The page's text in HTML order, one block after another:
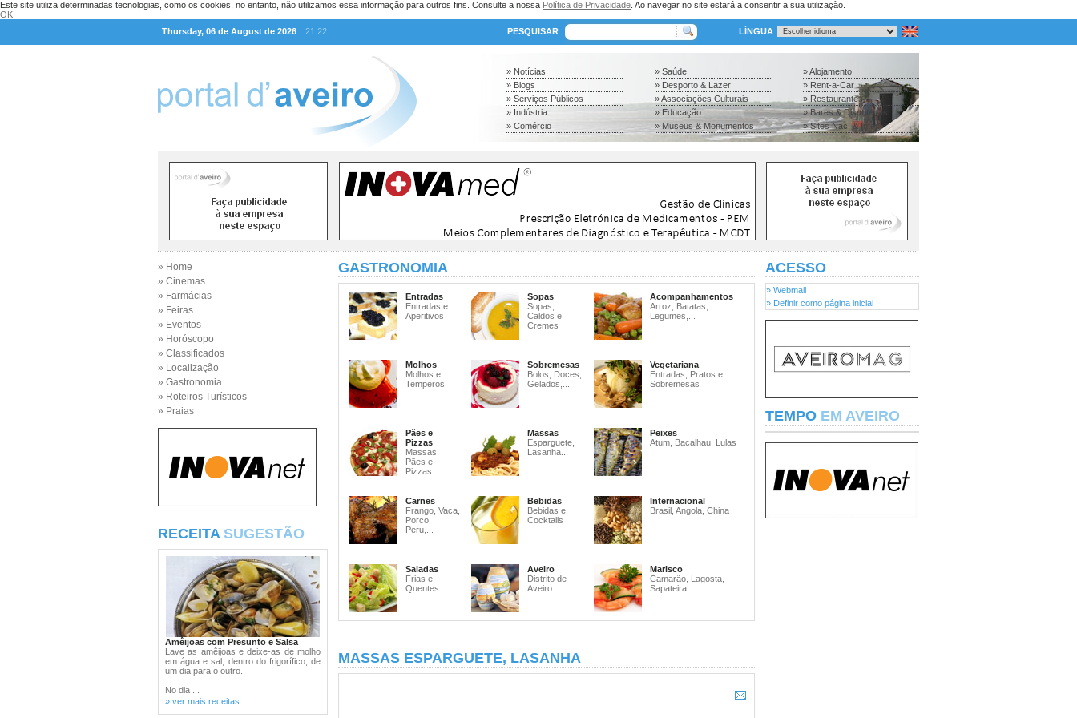
Este site utiliza determinadas tecnologias, como os cookies, no entanto, não utilizamos essa informação para outros fins. Consulte a nossa Política de Privacidade . Ao navegar no site estará a consentir a sua utilização.
OK
Thursday, 06 de August de 2026
21:22 PESQUISAR LÍNGUA
» Notícias
» Blogs
» Serviços Públicos
» Indústria
» Comércio
» Saúde
» Desporto & Lazer
» Associações Culturais
» Educação
» Museus & Monumentos
» Alojamento
» Rent-a-Car
» Restaurantes
» Bares & Discotecas
» Sites Nac. & Inter.
» Home
» Cinemas
» Farmácias
» Feiras
» Eventos
» Horóscopo
» Classificados
» Localização
» Gastronomia
» Roteiros Turísticos
» Praias
RECEITA SUGESTÃO
Amêijoas com Presunto e Salsa
Lave as amêijoas e deixe-as de molho
em água e sal, dentro do frigorífico, de
um dia para o outro.
No dia ...
» ver mais receitas
GASTRONOMIA
Entradas
Entradas e
Aperitivos
Sopas
Sopas,
Caldos e
Cremes
Acompanhamentos
Arroz, Batatas,
Legumes,...
Molhos
Molhos e
Temperos
Sobremesas
Bolos, Doces,
Gelados,...
Vegetariana
Entradas, Pratos e
Sobremesas
Pães e
Pizzas
Massas,
Pães e
Pizzas
Massas
Esparguete,
Lasanha...
Peixes
Atum, Bacalhau, Lulas
Carnes
Frango, Vaca,
Porco,
Peru,...
Bebidas
Bebidas e
Cocktails
Internacional
Brasil, Angola, China
Saladas
Frias e
Quentes
Aveiro
Distrito de
Aveiro
Marisco
Camarão, Lagosta,
Sapateira,...
MASSAS ESPARGUETE, LASANHA
ACESSO
» Webmail
» Definir como página inicial
TEMPO EM AVEIRO